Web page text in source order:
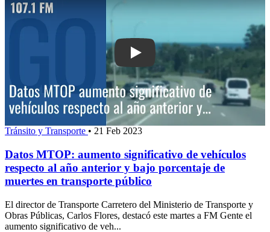
Play: Datos MTOP: aumento
Tránsito y Transporte • 21 Feb 2023
Datos MTOP: aumento significativo de vehículos
respecto al año anterior y bajo porcentaje de
muertes en transporte público
El director de Transporte Carretero del Ministerio de Transporte y
Obras Públicas, Carlos Flores, destacó este martes a FM Gente el
aumento significativo de veh...